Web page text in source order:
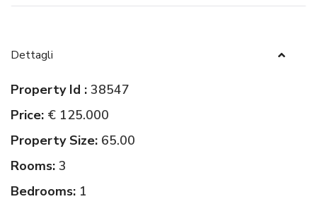
Dettagli
Property Id : 38547
Price: € 125.000
Property Size: 65.00
Rooms: 3
Bedrooms: 1